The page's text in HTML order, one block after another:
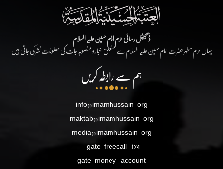
ڈیجیٹل رسائی حرم امام حسین علیہ السلام
یہاں حرم مطہر حضرت امام حسین علیہ السلام سے متعلق اخبار و منصوبہ جات کی معلومات نشر کی جاتی ہیں
ہم سے رابطہ کریں
info@imamhussain.org
maktab@imamhussain.org
media@imamhussain.org
gate.freecall 174
gate.money_account